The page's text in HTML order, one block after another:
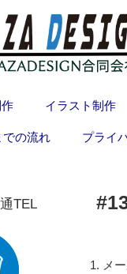
イラスト制作
での流れ プライ
1. メ
TEL